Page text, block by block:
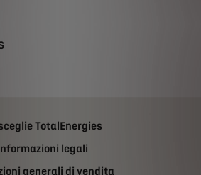
TotalEnergies
legali
generali di vendita